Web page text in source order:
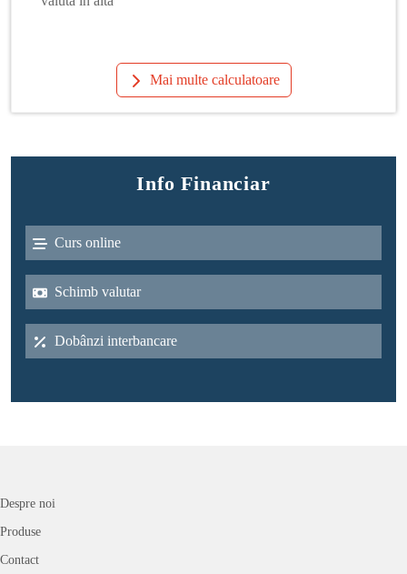
Mai multe calculatoare
Info Financiar
Curs online
Schimb valutar
Dobânzi interbancare
Despre noi
Produse
Contact